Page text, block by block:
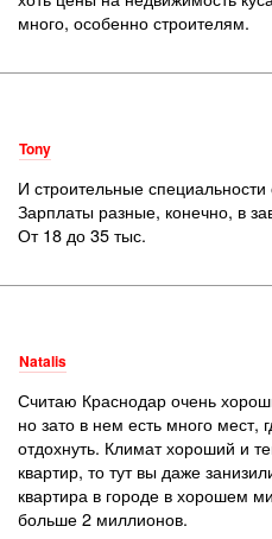
много, особенно строителям.
Tony
И строительные
Зарплаты разные, конечно, в
От 18 до 35 тыс.
Natalis
Считаю Краснодар очень
но зато в нем есть много мест,
отдохнуть. Климат хороший и
квартир, то тут вы даже
квартира в городе в хорошем
больше 2 миллионов.